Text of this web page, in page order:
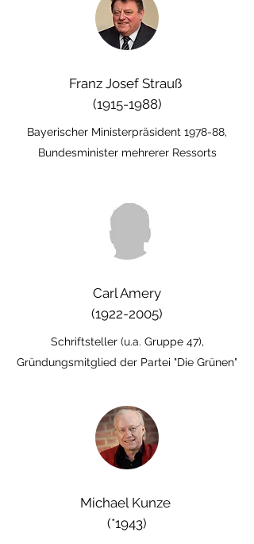
Franz Josef Strauß
(1915-1988)
Bayerischer Ministerpräsident 1978-88,
Bundesminister mehrerer Ressorts
Carl Amery
(1922-2005)
Schriftsteller (u.a. Gruppe 47),
Gründungsmitglied der Partei "Die Grünen"
Michael Kunze
(*1943)